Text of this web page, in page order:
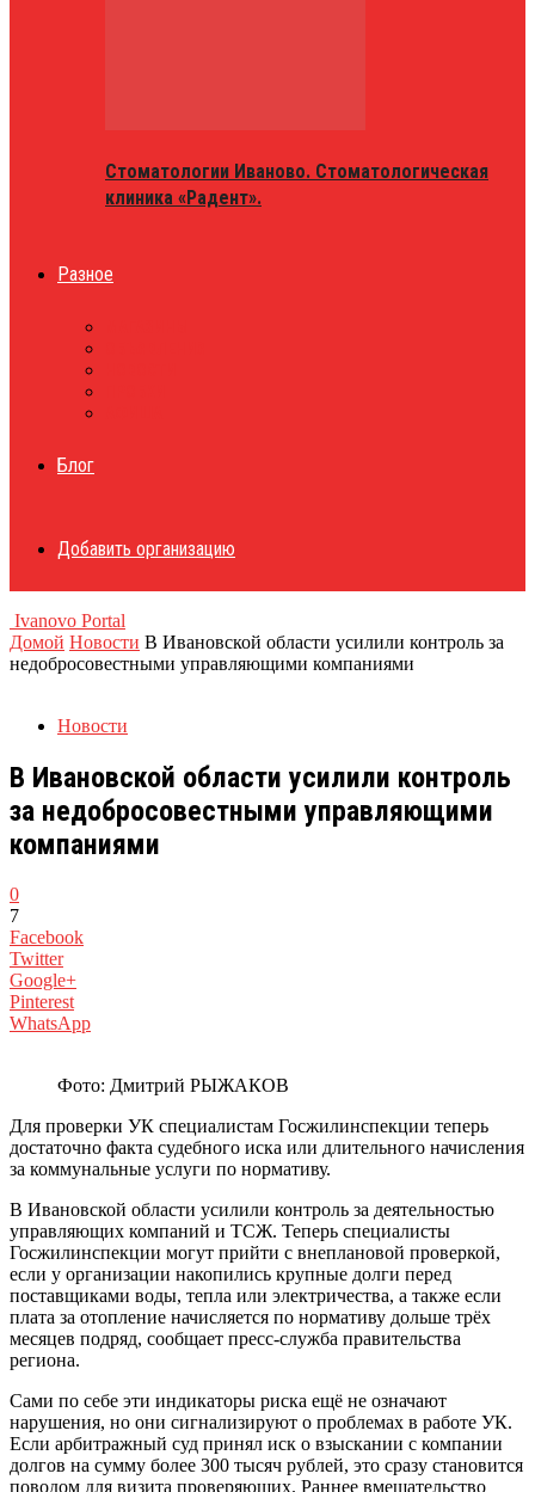
Стоматологии Иваново. Стоматологическая
клиника «Радент».
Разное
Блог
Добавить организацию
Ivanovo Portal
Домой Новости В Ивановской области усилили контроль за
недобросовестными управляющими компаниями
Новости
В Ивановской области усилили контроль
за недобросовестными управляющими
компаниями
0
7
Facebook
Twitter
Google+
Pinterest
WhatsApp
Фото: Дмитрий РЫЖАКОВ
Для проверки УК специалистам Госжилинспекции теперь
достаточно факта судебного иска или длительного начисления
за коммунальные услуги по нормативу.
В Ивановской области усилили контроль за деятельностью
управляющих компаний и ТСЖ. Теперь специалисты
Госжилинспекции могут прийти с внеплановой проверкой,
если у организации накопились крупные долги перед
поставщиками воды, тепла или электричества, а также если
плата за отопление начисляется по нормативу дольше трёх
месяцев подряд, сообщает пресс-служба правительства
региона.
Сами по себе эти индикаторы риска ещё не означают
нарушения, но они сигнализируют о проблемах в работе УК.
Если арбитражный суд принял иск о взыскании с компании
долгов на сумму более 300 тысяч рублей, это сразу становится
поводом для визита проверяющих. Раннее вмешательство